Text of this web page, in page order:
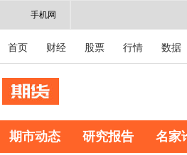
手机网
首页 财经 股票 行情 数据
期市动态 研究报告 名家